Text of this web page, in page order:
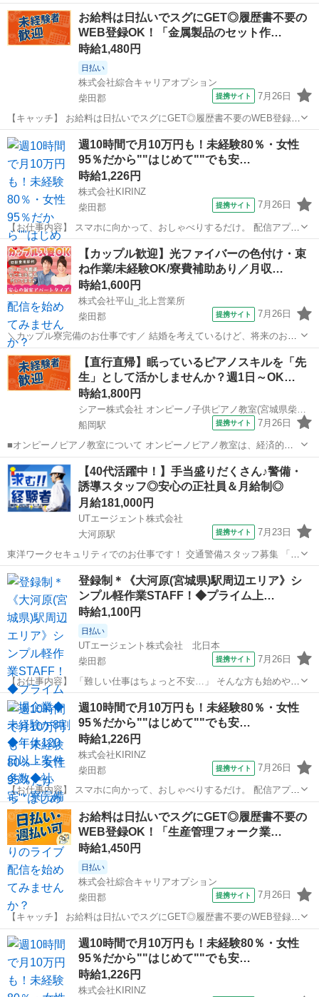
ブル）に樹脂塗料で色づけを行う作業です。【検査】細いガラス繊維
のケーブルを設備にセットし、機械で検査する作業です。どちらも定
期的にファイバーガラスを巻いてある...
宮城 柴田郡 工場
お給料は日払いでスグにGET◎履歴書不要の
WEB登録OK！「金属製品のセット作…
時給1,480円
日払い
株式会社綜合キャリアオプション
柴田郡
提携サイト 7月26日
【キャッチ】 お給料は日払いでスグにGET◎履歴書不要のWEB登録
OK！「金属製品のセット作業/機械操作」高時給1480円！槻木周辺！
20代～40代のスタッフが多数活躍中★ 【コメント】 製造のお仕事が
豊富★未経験で働いて...
宮城 柴田郡 工場
週10時間で月10万円も！未経験80％・女性
95％だから""はじめて""でも安…
時給1,226円
株式会社KIRINZ
柴田郡
提携サイト 7月26日
【お仕事内容】 スマホに向かって、おしゃべりするだけ。 配信アプリ
（17LIVE／Pococha／IRIAM など）でライブ配信するお仕事です。
——————————— 配信内容はぜんぶ自由
——————————— ・今日...
宮城 柴田郡 イベントスタッフ
【カップル歓迎】光ファイバーの色付け・束
ね作業/未経験OK/寮費補助あり／月収…
時給1,600円
株式会社平山_北上営業所
柴田郡
提携サイト 7月26日
＼カップル寮完備のお仕事です／ 結婚を考えているけど、将来のお金
が不安・・・ カップル寮なら、その悩みを解決できます！ ☆引越費用
や敷金礼金の初期費もは会社が負担！ ☆1LDK～2DKの広々としたお部
屋です！ ☆同じ職場で...
宮城 柴田郡 工場
【直行直帰】眠っているピアノスキルを「先
生」として活かしませんか？週1日～OK…
時給1,800円
シアー株式会社 オンピーノ子供ピアノ教室(宮城県柴田郡柴田町)
船岡駅
提携サイト 7月26日
■オンピーノピアノ教室について オンピーノピアノ教室は、経済的な
事情に左右されることなく、すべての子どもたちが平等に音楽を学べ
る場所をつくりたい!という想いから生まれました。 出張レッスンとい
う形を採用することで、 「近...
宮城 柴田郡 船岡駅 インストラクター
【40代活躍中！】手当盛りだくさん♪警備・
誘導スタッフ◎安心の正社員＆月給制◎
月給181,000円
UTエージェント株式会社
大河原駅
提携サイト 7月23日
東洋ワークセキュリティでのお仕事です！ 交通警備スタッフ募集 「お
仕事について」 イベント会場や駐車場での交通誘導警備、工事現場で
の交通誘導警備、高速道路での交通誘導警備、他イベントでの雑踏警
備をお願いします。 通行する...
宮城 柴田郡 大河原駅 その他
登録制＊《大河原(宮城県)駅周辺エリア》シ
ンプル軽作業STAFF！◆プライム上…
時給1,100円
日払い
UTエージェント株式会社 北日本
柴田郡
提携サイト 7月26日
【お仕事内容】 「難しい仕事はちょっと不安…」 そんな方も始めやす
いお仕事です！ 商品の仕分けや梱包、シール貼りなど、覚えやすいシ
ンプル作業が中心。モクモクと作業するのが好きな方にもおすすめで
す。 ほかにもこんなお仕事を...
宮城 柴田郡 仕分け
週10時間で月10万円も！未経験80％・女性
95％だから""はじめて""でも安…
時給1,226円
株式会社KIRINZ
柴田郡
提携サイト 7月26日
【お仕事内容】 スマホに向かって、おしゃべりするだけ。 配信アプリ
（17LIVE／Pococha／IRIAM など）でライブ配信するお仕事です。
——————————— 配信内容はぜんぶ自由
——————————— ・今日...
宮城 柴田郡 イベントスタッフ
お給料は日払いでスグにGET◎履歴書不要の
WEB登録OK！「生産管理フォーク業…
時給1,450円
日払い
株式会社綜合キャリアオプション
柴田郡
提携サイト 7月26日
【キャッチ】 お給料は日払いでスグにGET◎履歴書不要のWEB登録
OK！「生産管理フォーク業務」高時給1450円！大河原(宮城)周辺！20
代～40代のスタッフが多数活躍中★ 【コメント】 製造のお仕事が豊富
★未経験で働いて...
宮城 柴田郡 仕分け
週10時間で月10万円も！未経験80％・女性
95％だから""はじめて""でも安…
時給1,226円
株式会社KIRINZ